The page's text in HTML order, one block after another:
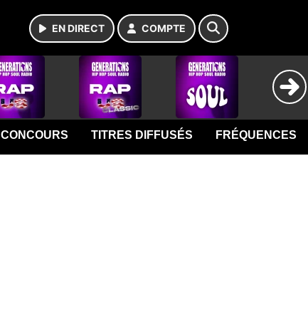
EN DIRECT COMPTE
CONCOURS TITRES DIFFUSÉS FRÉQUENCES